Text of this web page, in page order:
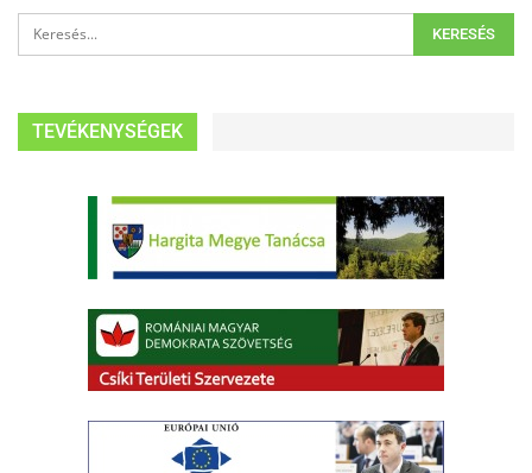
TEVÉKENYSÉGEK